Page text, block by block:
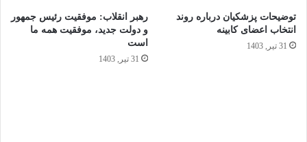
توضیحات پزشکیان درباره روند
انتخاب اعضای کابینه
31 تیر, 1403
رهبر انقلاب: موفقیت رئیس جمهور
و دولت جدید، موفقیت همه ما
است
31 تیر, 1403